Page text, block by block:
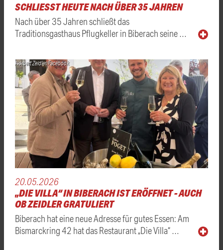
SCHLIESST HEUTE NACH ÜBER 35 JAHREN
Nach über 35 Jahren schließt das
Traditionsgasthaus Pflugkeller in Biberach seine …
Norbert Zeidler/Facebook
20.05.2026
„DIE VILLA“ IN BIBERACH IST ERÖFFNET - AUCH
OB ZEIDLER GRATULIERT
Biberach hat eine neue Adresse für gutes Essen: Am
Bismarckring 42 hat das Restaurant „Die Villa“ …